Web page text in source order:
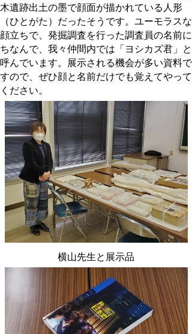
木遺跡出土の墨で顔面が描かれている人形
（ひとがた）だったそうです。ユーモラスな
顔立ちで、発掘調査を行った調査員の名前に
ちなんで、我々仲間内では「ヨシカズ君」と
呼んでいます。展示される機会が多い資料で
すので、ぜひ顔と名前だけでも覚えてやって
ください。
横山先生と展示品